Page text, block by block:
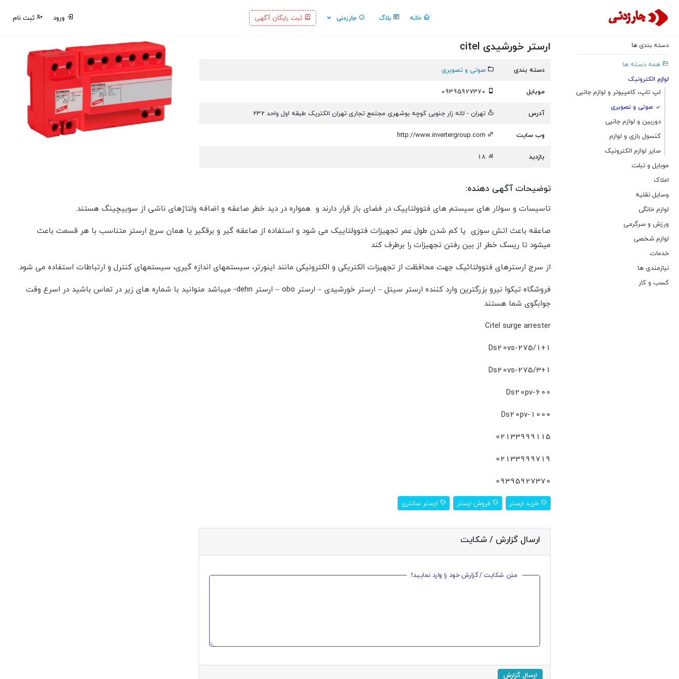
خانه بلاگ جارزدنی ثبت رایگان آگهی ورود ثبت نام
دسته بندی ها
همه دسته ها
لوازم الکترونیک
لپ تاپ، کامپیوتر و لوازم جانبی
صوتی و تصویری
دوربین و لوازم جانبی
کنسول بازی و لوازم
سایر لوازم الکترونیک
موبایل و تبلت
املاک
وسایل نقلیه
لوازم خانگی
ورزش و سرگرمی
لوازم شخصی
خدمات
نیازمندی ها
کسب و کار
ارستر خورشیدی citel
دسته بندی
صوتی و تصویری
موبایل
آدرس
تهران - لاله زار جنوبی کوچه بوشهری مجتمع تجاری تهران الکتریک طبقه اول واحد 232
وب سایت
http://www.invertergroup.com
بازدید
توضیحات آگهی دهنده:
تاسیسات و سولار های سیستم های فتوولتاییک در فضای باز قرار دارند و همواره در دید خطر صاعقه و اضافه ولتاژهای ناشی از سوییچینگ هستند.
صاعقه باعث اتش سوزی یا کم شدن طول عمر تجهیزات فتوولتاییک می شود و استفاده از صاعقه گیر و برقگیر یا همان سرج ارستر متناسب با هر قسمت باعث
میشود تا ریسک خطر از بین رفتن تجهیزات را برطرف کند
از سرج ارسترهای فتوولتائیک جهت محافظت از تجهیزات الکتریکی و الکترونیکی مانند اینورتر، سیستمهای اندازه گیری، سیستمهای کنترل و ارتباطات استفاده می شود.
فروشگاه تیکوا نیرو بزرگترین وارد کننده ارستر سیتل – ارستر خورشیدی – ارستر obo – ارستر dehn- میباشد متوانید با شماره های زیر در تماس باشید در اسرع وقت
جوابگوی شما هستند
Citel surge arrester
Ds20vs-275/1+1
Ds20vs-275/3+1
Ds20pv-600
Ds20pv-1000
02133999115
02133999719
09395927370
خرید ارستر فروش ارستر ارستر سانتری
ارسال گزارش / شکایت
متن شکایت / گزارش خود را وارد نمایید!
ارسال گزارش